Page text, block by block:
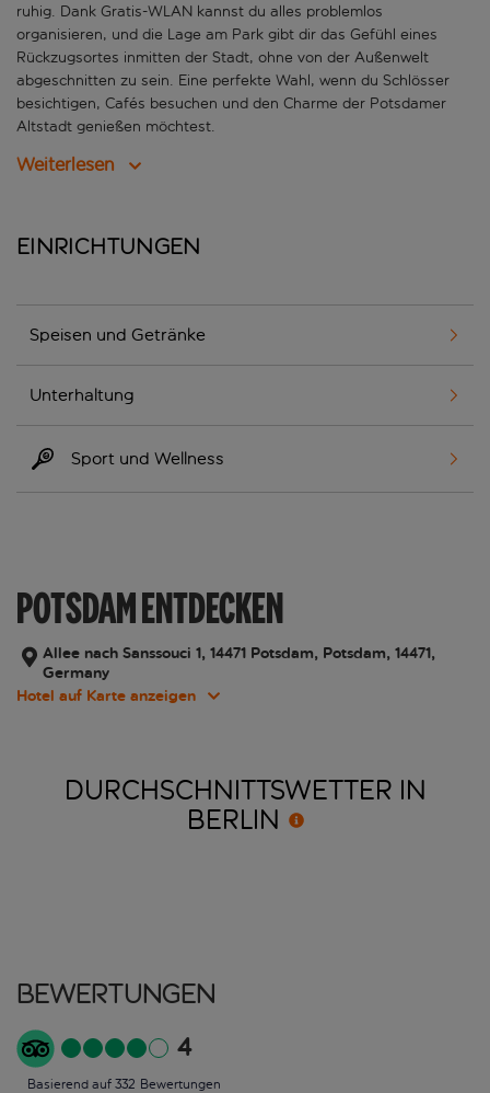
ruhig. Dank Gratis-WLAN kannst du alles problemlos
organisieren, und die Lage am Park gibt dir das Gefühl eines
Rückzugsortes inmitten der Stadt, ohne von der Außenwelt
abgeschnitten zu sein. Eine perfekte Wahl, wenn du Schlösser
besichtigen, Cafés besuchen und den Charme der Potsdamer
Altstadt genießen möchtest.
Weiterlesen
Einrichtungen
Speisen und Getränke
Unterhaltung
Sport und Wellness
POTSDAM ENTDECKEN
Allee nach Sanssouci 1, 14471 Potsdam, Potsdam, 14471,
Germany
Hotel auf Karte anzeigen
DURCHSCHNITTSWETTER IN
BERLIN
Bewertungen
4
Basierend auf 332 Bewertungen